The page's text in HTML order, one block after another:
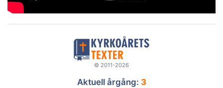
© 2011-2026
Aktuell årgång: 3